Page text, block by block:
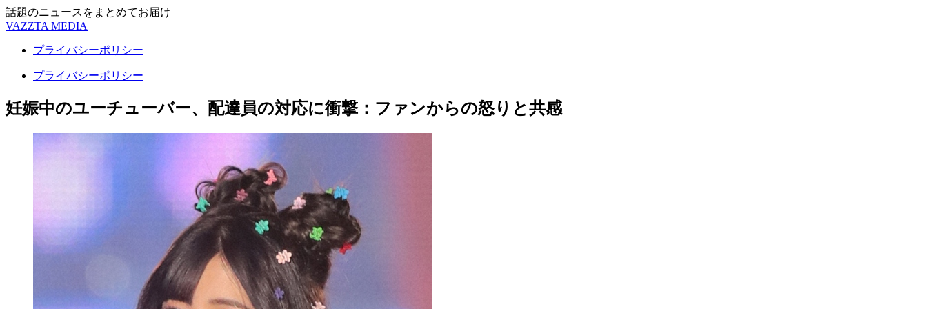
話題のニュースをまとめてお届け
VAZZTA MEDIA
プライバシーポリシー
プライバシーポリシー
妊娠中のユーチューバー、配達員の対応に衝撃：ファンからの怒りと共感